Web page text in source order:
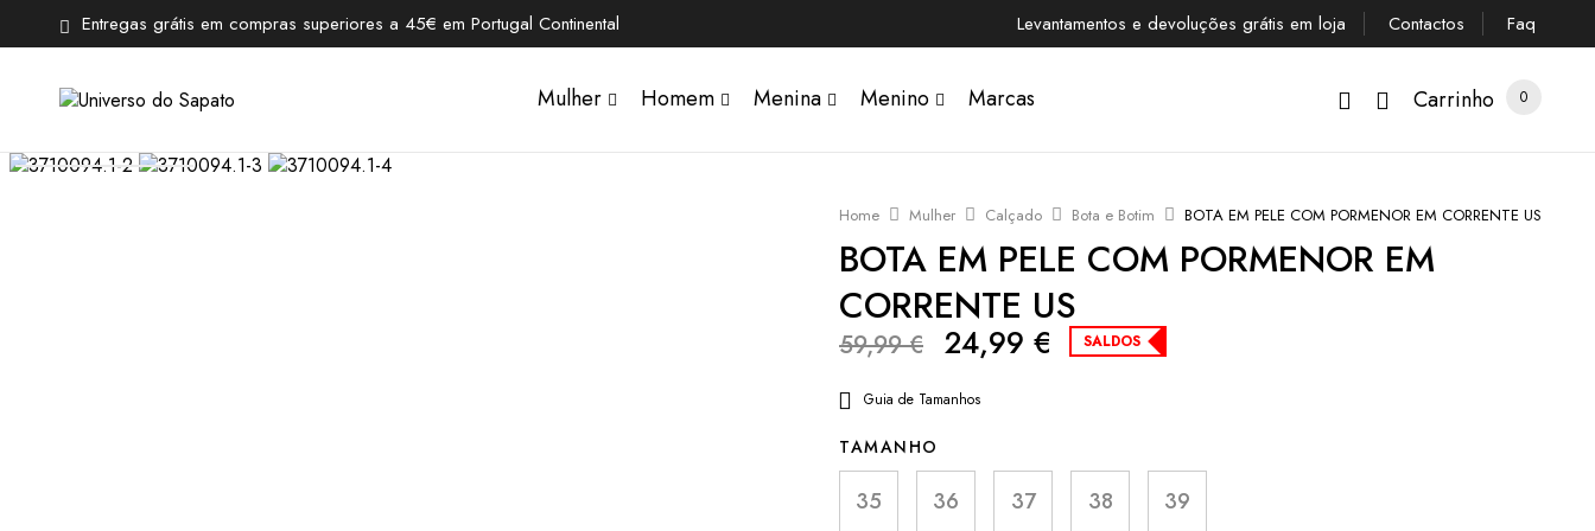
Entregas grátis em compras superiores a 45€ em Portugal Continental Levantamentos e devoluções grátis em loja Contactos Faq
Mulher Homem Menina Menino Marcas Carrinho 0
Home Mulher Calçado Bota e Botim BOTA EM PELE COM PORMENOR EM CORRENTE US
BOTA EM PELE COM PORMENOR EM
CORRENTE US
59,99€ 24,99 € SALDOS
Guia de Tamanhos
TAMANHO
35 36 37 38 39